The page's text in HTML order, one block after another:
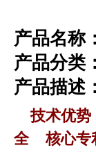
产品名称
产品分类：
产品描述：
技术优
全 核心专